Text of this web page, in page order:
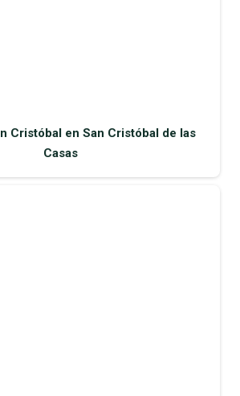
Cristóbal en San Cristóbal de las
Casas